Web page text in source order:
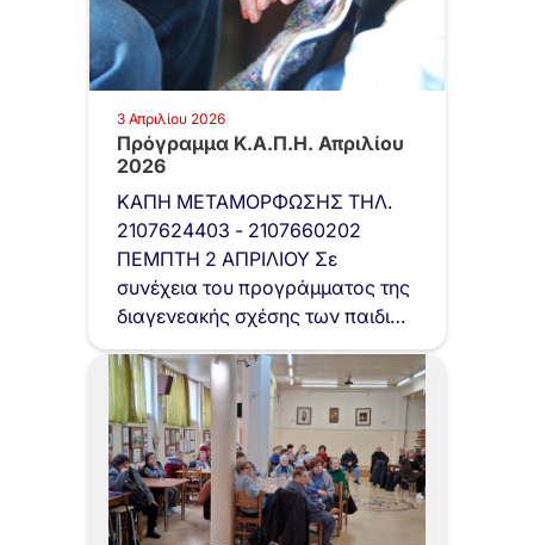
3 Απριλίου 2026
Πρόγραμμα Κ.Α.Π.Η. Απριλίου
2026
ΚΑΠΗ ΜΕΤΑΜΟΡΦΩΣΗΣ ΤΗΛ.
2107624403 - 2107660202
ΠΕΜΠΤΗ 2 ΑΠΡΙΛΙΟΥ Σε
συνέχεια του προγράμματος της
διαγενεακής σχέσης των παιδιών
με του…